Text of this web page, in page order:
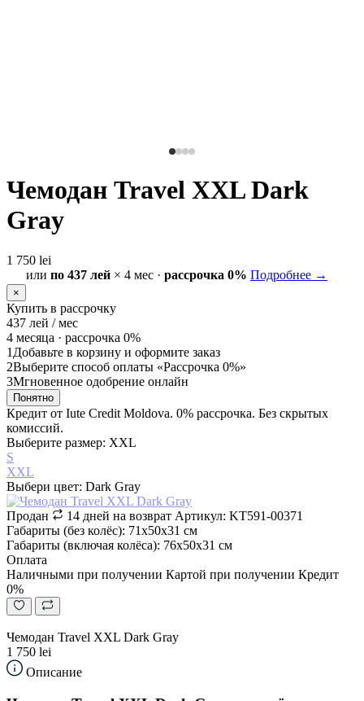
Чемодан Travel XXL Dark
Gray
1 750 lei
или по 437 лей × 4 мес · рассрочка 0% Подробнее →
×
Купить в рассрочку
437 лей / мес
4 месяца · рассрочка 0%
1 Добавьте в корзину и оформите заказ
2Выберите способ оплаты «Рассрочка 0%»
3Мгновенное одобрение онлайн
Понятно
Кредит от Iute Credit Moldova. 0% рассрочка. Без скрытых
комиссий.
Выберите размер: XXL
S
XXL
Выбери цвет: Dark Gray
Продан 14 дней на возврат Артикул: KT591-00371
Габариты (без колёс): 71х50х31 см
Габариты (включая колёса): 76х50х31 см
Оплата
Наличными при получении Картой при получении Кредит
0%
Чемодан Travel XXL Dark Gray
1 750 lei
Описание